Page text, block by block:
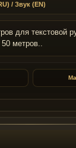
/ Звук (EN)
для текстовой
метров..